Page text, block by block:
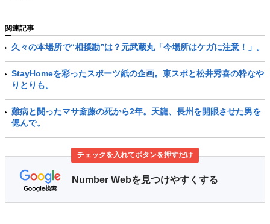
関連記事
久々の本場所で“相撲勘”は？元武蔵丸「今場所はケガに注意！」。
StayHomeを彩ったスポーツ紙の企画。東スポと松井秀喜の粋なや
りとりも。
難病と闘ったマサ斎藤の死から2年。天龍、長州を開眼させた男を
偲んで。
チェックを入れてボタンを押すだけ
Number Webを見つけやすくする